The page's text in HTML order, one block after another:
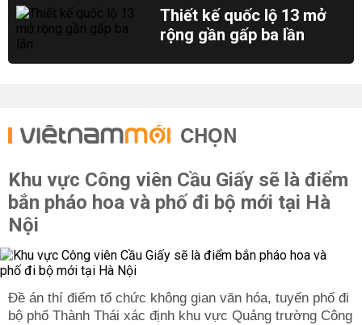
Thiết kế quốc lộ 13 mở
rộng gần gấp ba lần
CHỌN
Khu vực Công viên Cầu Giấy sẽ là điểm
bắn pháo hoa và phố đi bộ mới tại Hà
Nội
Đề án thí điểm tổ chức không gian văn hóa, tuyến phố đi
bộ phố Thành Thái xác định khu vực Quảng trường Công